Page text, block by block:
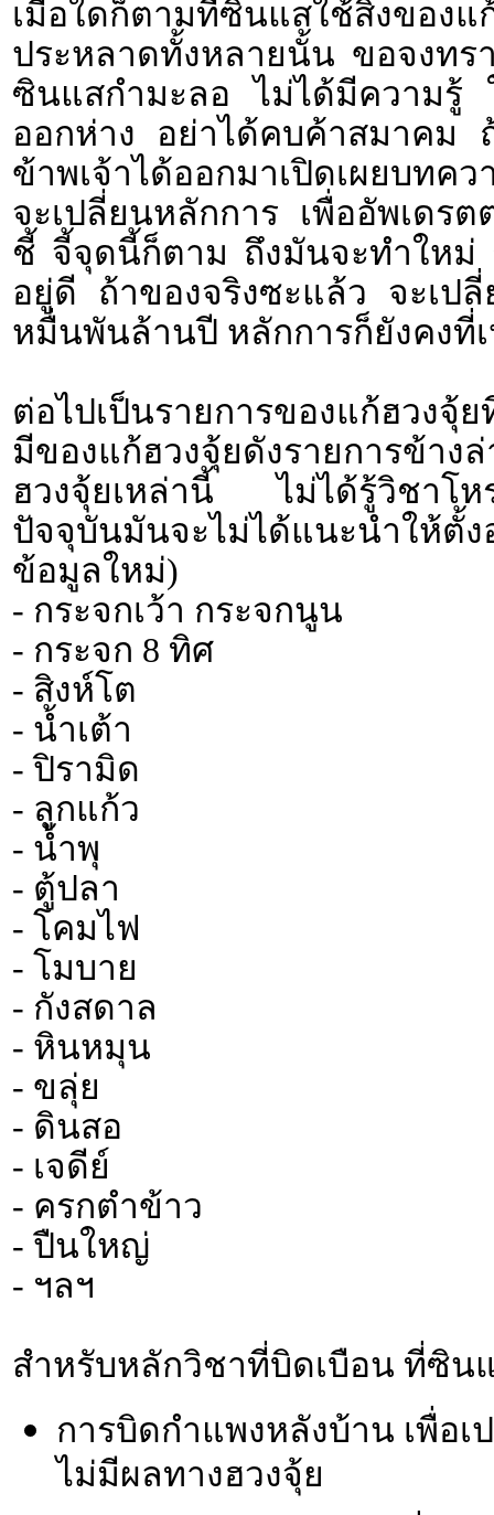
เมื่อใดก็ตามที่ซินแสใช้สิ่งของ
ประหลาดทั้งหลายนั้น ขอจงทร
ซินแสกำมะลอ ไม่ได้มีความรู้
ออกห่าง อย่าได้คบค้าสมาคม
ข้าพเจ้าได้ออกมาเปิดเผยบท
จะเปลี่ยนหลักการ เพื่ออัพเดร
ชี้ จี้จุดนี้ก็ตาม ถึงมันจะทำใหม่
อยู่ดี ถ้าของจริงซะแล้ว จะเป
หมื่นพันล้านปี หลักการก็ยังคงที่
ต่อไปเป็นรายการของแก้ฮวงจุ้
มีของแก้ฮวงจุ้ยดังรายการข้า
ฮวงจุ้ยเหล่านี้ ไม่ได้รู้วิชาโ
ปัจจุบันมันจะไม่ได้แนะนำให้ตั้
ข้อมูลใหม่)
- กระจกเว้า กระจกนูน
- กระจก 8 ทิศ
- สิงห์โต
- น้ำเต้า
- ปิรามิด
- ลูกแก้ว
- น้ำพุ
- ตู้ปลา
- โคมไฟ
- โมบาย
- กังสดาล
- หินหมุน
- ขลุ่ย
- ดินสอ
- เจดีย์
- ครกตำข้าว
- ปืนใหญ่
- ฯลฯ
สำหรับหลักวิชาที่บิดเบือน ที่ซิน
การบิดกำแพงหลังบ้าน เพื่อ
ไม่มีผลทางฮวงจุ้ย